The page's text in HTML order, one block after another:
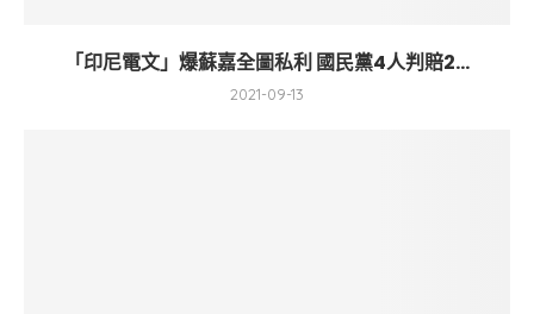
「印尼電文」爆蘇嘉全圖私利 國民黨4人判賠2...
2021-09-13